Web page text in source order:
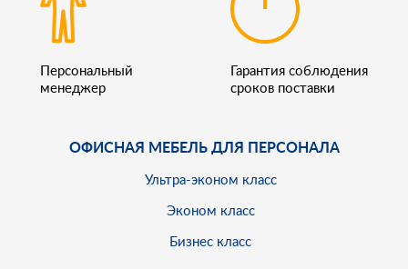
Персональный
менеджер
Гарантия соблюдения
сроков поставки
ОФИСНАЯ МЕБЕЛЬ ДЛЯ ПЕРСОНАЛА
Ультра-эконом класс
Эконом класс
Бизнес класс